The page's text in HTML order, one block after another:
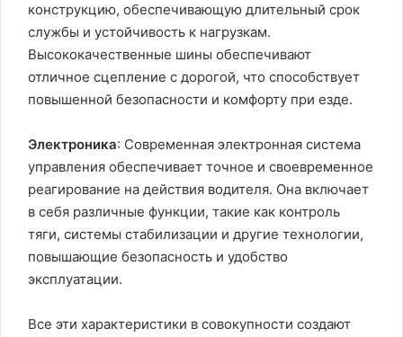
конструкцию, обеспечивающую длительный срок
службы и устойчивость к нагрузкам.
Высококачественные шины обеспечивают
отличное сцепление с дорогой, что способствует
повышенной безопасности и комфорту при езде.
Электроника: Современная электронная система
управления обеспечивает точное и своевременное
реагирование на действия водителя. Она включает
в себя различные функции, такие как контроль
тяги, системы стабилизации и другие технологии,
повышающие безопасность и удобство
эксплуатации.
Все эти характеристики в совокупности создают